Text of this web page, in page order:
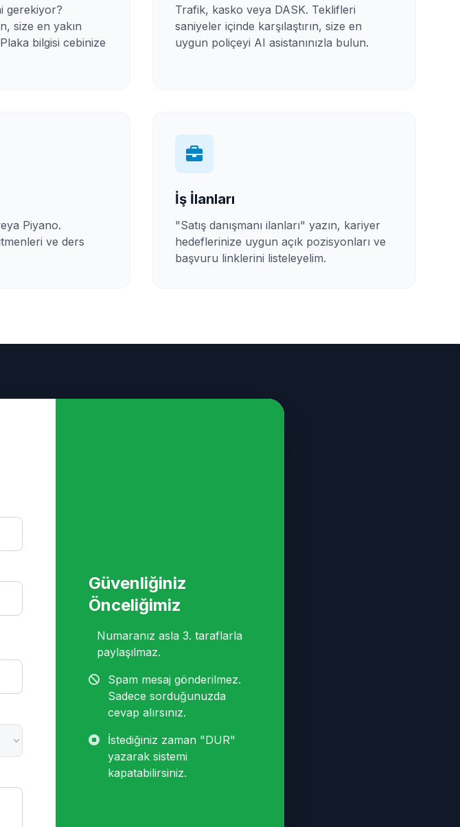
gerekiyor?
size en yakın
bilgisi cebinize
Trafik, kasko veya DASK. Teklifleri
saniyeler içinde karşılaştırın, size en
uygun poliçeyi AI asistanınızla bulun.
Piyano.
ve ders
İş İlanları
"Satış danışmanı ilanları" yazın, kariyer
hedeflerinize uygun açık pozisyonları ve
başvuru linklerini listeleyelim.
Güvenliğiniz
Önceliğimiz
Numaranız asla 3. taraflarla
paylaşılmaz.
Spam mesaj gönderilmez.
Sadece sorduğunuzda
cevap alırsınız.
İstediğiniz zaman "DUR"
yazarak sistemi
kapatabilirsiniz.